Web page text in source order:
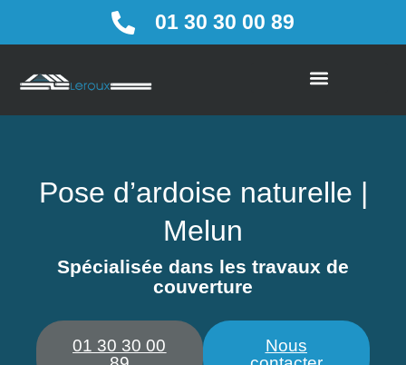
01 30 30 00 89
Pose d’ardoise naturelle |
Melun
Spécialisée dans les travaux de
couverture
01 30 30 00
Nous